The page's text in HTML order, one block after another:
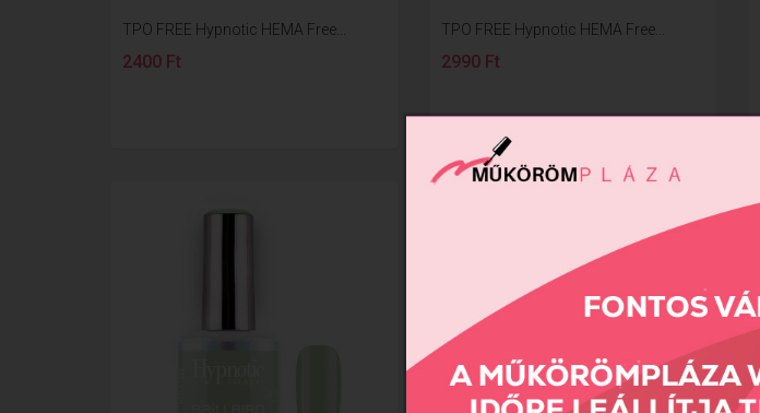
TPO FREE Hypnotic HEMA Free...
2400 Ft
TPO FREE Hypnotic HEMA Free...
2990 Ft